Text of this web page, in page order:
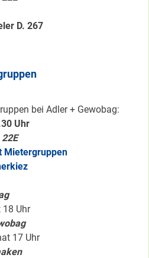
D. 267
bei Adler + Gewobag:
Uhr
Mietergruppen
Uhr
17 Uhr